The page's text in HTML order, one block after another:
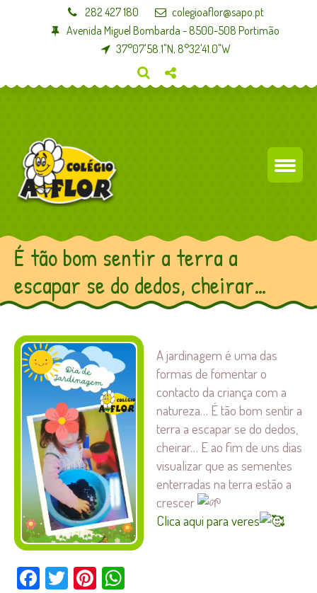
282 427 180
colegioaflor@sapo.pt
Avenida Miguel Bombarda - 8500-508 Portimão
37°07'58.1"N, 8°32'41.0"W
É tão bom sentir a terra a
escapar se do dedos, cheirar…
A jardinagem é uma das
formas de fomentar o
contacto da criança com a
natureza… É tão bom sentir a
terra a escapar se do dedos,
cheirar… E ao fim de uns dias
visualizar que as sementes
enterradas na terra estão a
crescer
Clica aqui para veres
Facebook
TwitterPinterest